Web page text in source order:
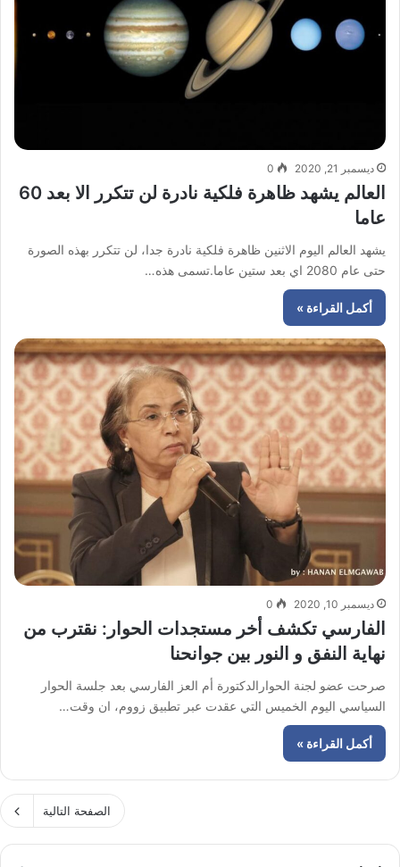
ديسمبر 21, 2020 0
العالم يشهد ظاهرة فلكية نادرة لن تتكرر الا بعد 60
عاما
يشهد العالم اليوم الاثنين ظاهرة فلكية نادرة جدا، لن تتكرر بهذه الصورة
حتى عام 2080 اي بعد ستين عاما.تسمى هذه…
أكمل القراءة »
ديسمبر 10, 2020 0
الفارسي تكشف أخر مستجدات الحوار: نقترب من
نهاية النفق و النور بين جوانحنا
صرحت عضو لجنة الحوارالدكتورة أم العز الفارسي بعد جلسة الحوار
السياسي اليوم الخميس التي عقدت عبر تطبيق زووم، ان وقت…
أكمل القراءة »
الصفحة التالية